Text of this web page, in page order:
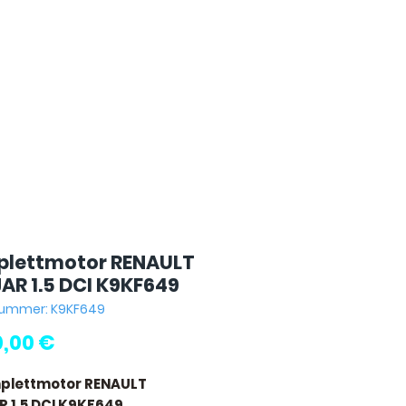
RENAULT
1.5 DCI K9KF649
K9KF649
€
RENAULT